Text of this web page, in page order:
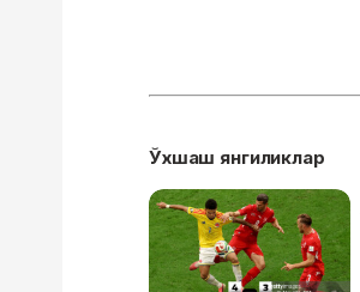
Ўхшаш янгиликлар